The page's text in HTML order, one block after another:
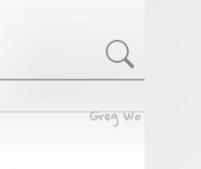
Greg Wo